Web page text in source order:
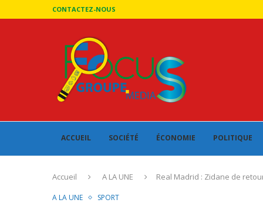
CONTACTEZ-NOUS
ACCUEIL SOCIÉTÉ ÉCONOMIE POLITIQUE
Accueil A LA UNE Real Madrid : Zidane de
A LA UNE SPORT